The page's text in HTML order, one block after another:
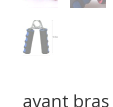
avant